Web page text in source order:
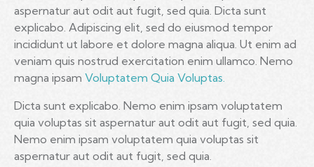
aspernatur aut odit aut fugit, sed quia. Dicta sunt
explicabo. Adipiscing elit, sed do eiusmod tempor
incididunt ut labore et dolore magna aliqua. Ut enim ad
veniam quis nostrud exercitation enim ullamco. Nemo
magna ipsam Voluptatem Quia Voluptas.
Dicta sunt explicabo. Nemo enim ipsam voluptatem
quia voluptas sit aspernatur aut odit aut fugit, sed quia.
Nemo enim ipsam voluptatem quia voluptas sit
aspernatur aut odit aut fugit, sed quia.